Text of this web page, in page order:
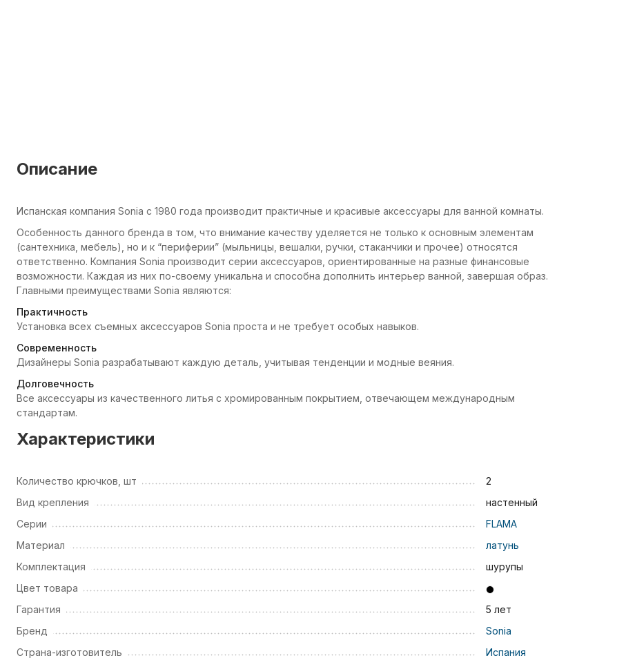
Описание
Испанская компания Sonia с 1980 года производит практичные и красивые аксессуары для ванной комнаты.
Особенность данного бренда в том, что внимание качеству уделяется не только к основным элементам
(сантехника, мебель), но и к “периферии” (мыльницы, вешалки, ручки, стаканчики и прочее) относятся
ответственно. Компания Sonia производит серии аксессуаров, ориентированные на разные финансовые
возможности. Каждая из них по-своему уникальна и способна дополнить интерьер ванной, завершая образ.
Главными преимуществами Sonia являются:
Практичность
Установка всех съемных аксессуаров Sonia проста и не требует особых навыков.
Современность
Дизайнеры Sonia разрабатывают каждую деталь, учитывая тенденции и модные веяния.
Долговечность
Все аксессуары из качественного литья с хромированным покрытием, отвечающем международным
стандартам.
Характеристики
Количество крючков, шт
2
Вид крепления
настенный
Серии
FLAMA
Материал
латунь
Комплектация
шурупы
Цвет товара
Гарантия
5 лет
Бренд
Sonia
Страна-изготовитель
Испания